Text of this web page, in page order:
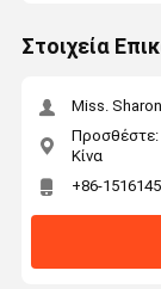
Στοιχεία
Miss.
Προσθέστε:
Κίνα
+86-